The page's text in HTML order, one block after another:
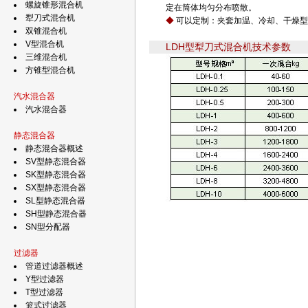
螺旋锥形混合机
犁刀式混合机
双锥混合机
V型混合机
三维混合机
方锥型混合机
汽水混合器
汽水混合器
静态混合器
静态混合器概述
SV型静态混合器
SK型静态混合器
SX型静态混合器
SL型静态混合器
SH型静态混合器
SN型分配器
过滤器
管道过滤器概述
Y型过滤器
T型过滤器
篮式过滤器
定在筒体均匀分布喷散。
◆ 可以定制：夹套加温、冷却、干燥
LDH型犁刀式混合机技术参数